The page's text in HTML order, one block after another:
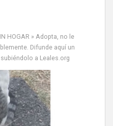
HOGAR » Adopta, no le
Difunde aquí un
a Leales.org